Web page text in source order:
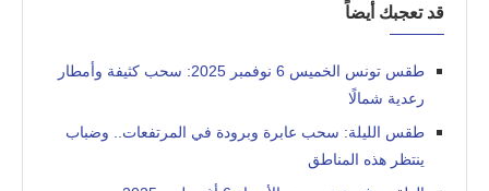
قد تعجبك أيضاً
طقس تونس الخميس 6 نوفمبر 2025: سحب كثيفة وأمطار
رعدية شمالًا
طقس الليلة: سحب عابرة وبرودة في المرتفعات.. وضباب
ينتظر هذه المناطق